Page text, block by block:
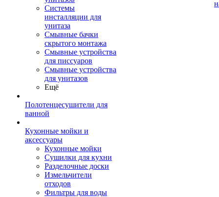
Системы
инсталляции для
унитаза
Смывные бачки
скрытого монтажа
Смывные устройства
для писсуаров
Смывные устройства
для унитазов
Ещё
Полотенцесушители для
ванной
Кухонные мойки и
аксессуары
Кухонные мойки
Сушилки для кухни
Разделочные доски
Измельчители
отходов
Фильтры для воды